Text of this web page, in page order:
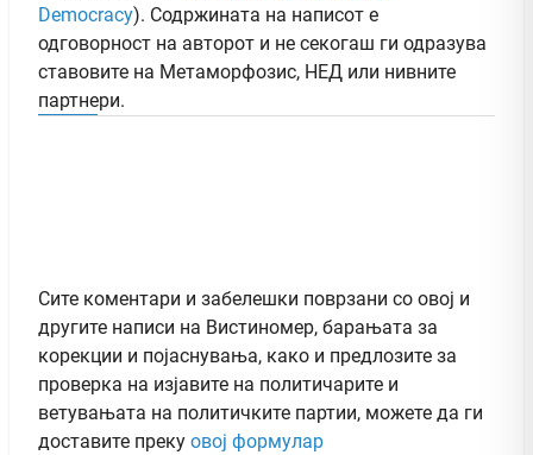
Democracy). Содржината на написот е
одговорност на авторот и не секогаш ги одразува
ставовите на Метаморфозис, НЕД или нивните
партнери.
Сите коментари и забелешки поврзани со овој и
другите написи на Вистиномер, барањата за
корекции и појаснувања, како и предлозите за
проверка на изјавите на политичарите и
ветувањата на политичките партии, можете да ги
доставите преку овој формулар